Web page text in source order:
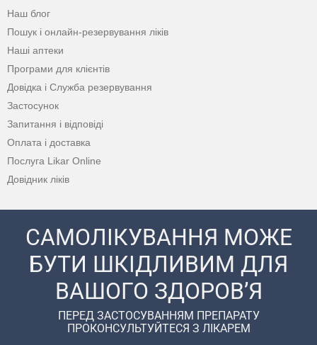
Наш блог
Пошук і онлайн-резервування ліків
Наші аптеки
Програми для клієнтів
Довідка і Служба резервування
Застосунок
Запитання і відповіді
Оплата і доставка
Послуга Likar Online
Довідник ліків
САМОЛІКУВАННЯ МОЖЕ
БУТИ ШКІДЛИВИМ ДЛЯ
ВАШОГО ЗДОРОВ’Я
ПЕРЕД ЗАСТОСУВАННЯМ ПРЕПАРАТУ
ПРОКОНСУЛЬТУЙТЕСЯ З ЛІКАРЕМ